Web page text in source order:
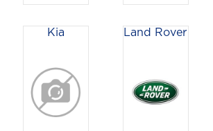
Kia Land Rover